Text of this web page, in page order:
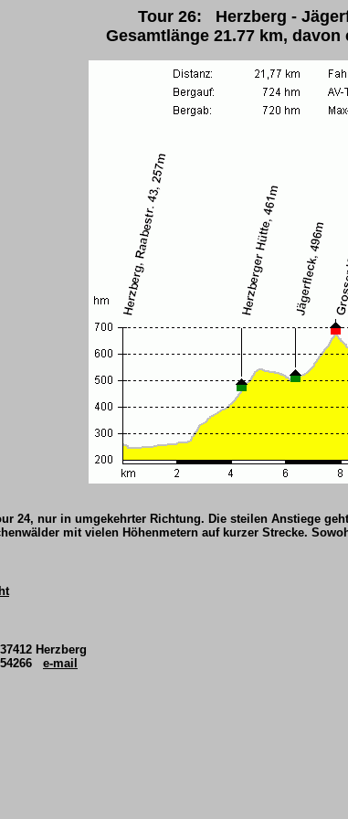
Tour 26: Herzberg -
Gesamtlänge 21.77 km,
24, nur in umgekehrter Richtung. Die steilen Anstiege
mit vielen Höhenmetern auf kurzer Strecke.
Herzberg
e-mail